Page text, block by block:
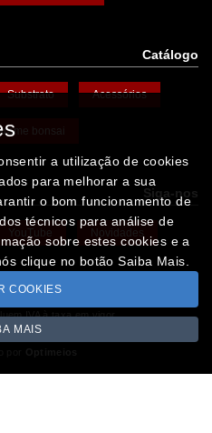
Catálogo
Substrato Acessórios
bonsai
Siga-nos
YouTube Novidades
IVA à taxa em vigor
2026
a utilização de cookies
para melhorar a sua
o bom funcionamento de
técnicos para análise de
sobre estes cookies e a
clique no botão Saiba Mais.
COOKIES
MAIS